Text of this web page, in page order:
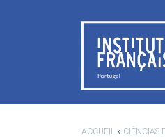
ACCUEIL » CIÊNCIAS